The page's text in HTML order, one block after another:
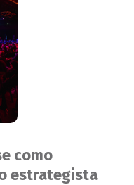
como
estrategista